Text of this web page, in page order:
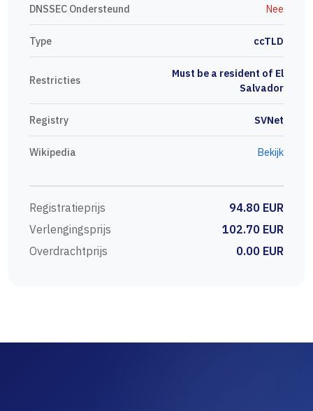
DNSSEC Ondersteund Nee
Type ccTLD
Restricties
Must be a resident of El
Salvador
Registry SVNet
Wikipedia Bekijk
Registratieprijs
94.80 EUR
Verlengingsprijs
102.70 EUR
Overdrachtprijs
0.00 EUR